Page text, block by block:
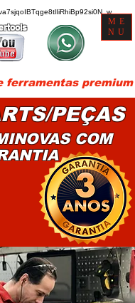
ferramentas premium
ME
NU
PEÇAS
COM